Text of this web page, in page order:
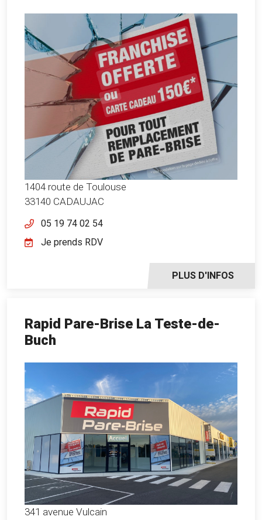
1404 route de Toulouse
33140 CADAUJAC
05 19 74 02 54
PLUS D'INFOS
Je prends RDV
Rapid Pare-Brise La Teste-de-
Buch
341 avenue Vulcain